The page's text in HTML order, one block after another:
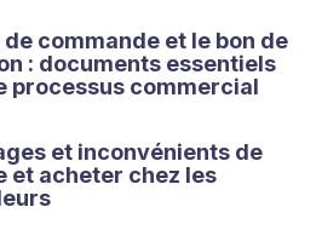
de commande et le bon de
: documents essentiels
processus commercial
et inconvénients de
et acheter chez les